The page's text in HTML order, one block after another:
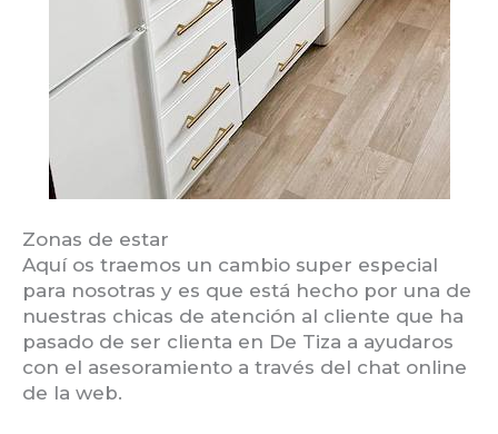
Zonas de estar
Aquí os traemos un cambio super especial
para nosotras y es que está hecho por una de
nuestras chicas de atención al cliente que ha
pasado de ser clienta en De Tiza a ayudaros
con el asesoramiento a través del chat online
de la web.